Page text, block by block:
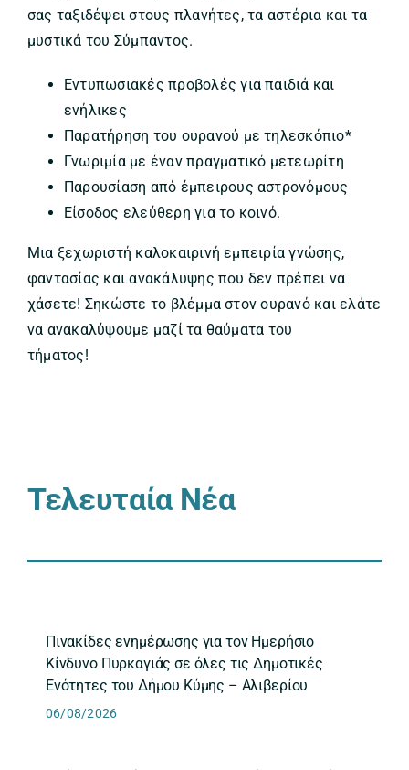
σας ταξιδέψει στους πλανήτες, τα αστέρια και τα
μυστικά του Σύμπαντος.
Εντυπωσιακές προβολές για παιδιά και
ενήλικες
Παρατήρηση του ουρανού με τηλεσκόπιο*
Γνωριμία με έναν πραγματικό μετεωρίτη
Παρουσίαση από έμπειρους αστρονόμους
Είσοδος ελεύθερη για το κοινό.
Μια ξεχωριστή καλοκαιρινή εμπειρία γνώσης,
φαντασίας και ανακάλυψης που δεν πρέπει να
χάσετε! Σηκώστε το βλέμμα στον ουρανό και ελάτε
να ανακαλύψουμε μαζί τα θαύματα του
τήματος!
Τελευταία Νέα
Πινακίδες ενημέρωσης για τον Ημερήσιο
Κίνδυνο Πυρκαγιάς σε όλες τις Δημοτικές
Ενότητες του Δήμου Κύμης – Αλιβερίου
06/08/2026